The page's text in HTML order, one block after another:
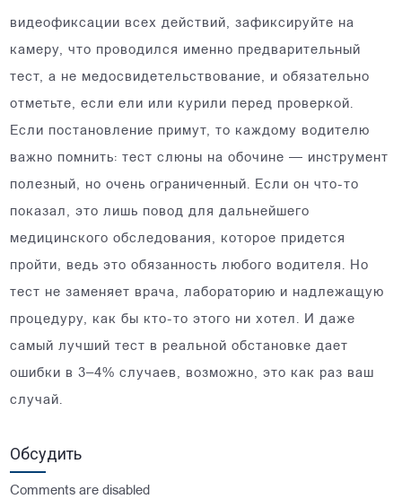
видеофиксации всех действий, зафиксируйте на
камеру, что проводился именно предварительный
тест, а не медосвидетельствование, и обязательно
отметьте, если ели или курили перед проверкой.
Если постановление примут, то каждому водителю
важно помнить: тест слюны на обочине — инструмент
полезный, но очень ограниченный. Если он что-то
показал, это лишь повод для дальнейшего
медицинского обследования, которое придется
пройти, ведь это обязанность любого водителя. Но
тест не заменяет врача, лабораторию и надлежащую
процедуру, как бы кто-то этого ни хотел. И даже
самый лучший тест в реальной обстановке дает
ошибки в 3–4% случаев, возможно, это как раз ваш
случай.
Обсудить
Comments are disabled